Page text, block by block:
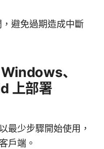
避免過期造成中斷
、
上部署
最少步驟開始使用，
戶端。